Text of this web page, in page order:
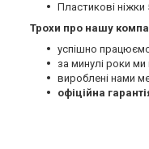
Пластикові ніжки
Трохи про нашу
успішно
за минулі роки
вироблені нами
офіційна